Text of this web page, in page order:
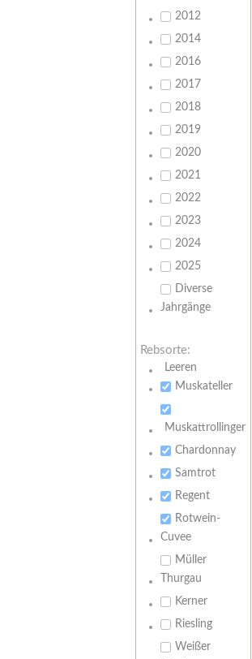
2012
2014
2016
2017
2018
2019
2020
2021
2022
2023
2024
2025
Diverse
Jahrgänge
Rebsorte:
Leeren
Muskateller
Muskattrollinger
Chardonnay
Samtrot
Regent
Rotwein-
Cuvee
Müller
Thurgau
Kerner
Riesling
Weißer